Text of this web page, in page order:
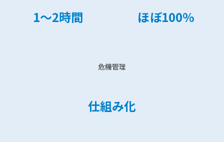
1〜2時間 ほぼ100%
危機管理
仕組み化